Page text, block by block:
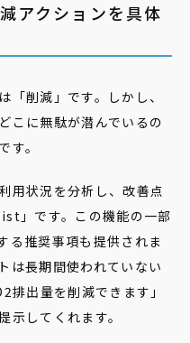
アクションを具体
「削減」です。しかし、
こに無駄が潜んでいるの
す。
用状況を分析し、改善点
」です。この機能の一部
る推奨事項も提供されま
は長期間使われていない
排出量を削減できます」
示してくれます。